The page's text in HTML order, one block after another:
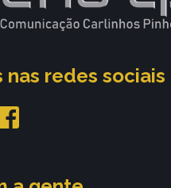
nas redes sociais